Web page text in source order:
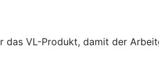
VL-Produkt, damit der